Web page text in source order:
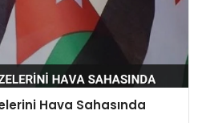
Hava Sahasında